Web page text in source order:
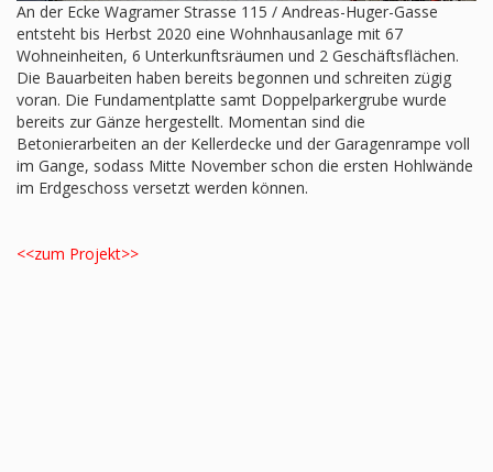
An der Ecke Wagramer Strasse 115 / Andreas-Huger-Gasse
entsteht bis Herbst 2020 eine Wohnhausanlage mit 67
Wohneinheiten, 6 Unterkunftsräumen und 2 Geschäftsflächen.
Die Bauarbeiten haben bereits begonnen und schreiten zügig
voran. Die Fundamentplatte samt Doppelparkergrube wurde
bereits zur Gänze hergestellt. Momentan sind die
Betonierarbeiten an der Kellerdecke und der Garagenrampe voll
im Gange, sodass Mitte November schon die ersten Hohlwände
im Erdgeschoss versetzt werden können.
<<zum Projekt>>